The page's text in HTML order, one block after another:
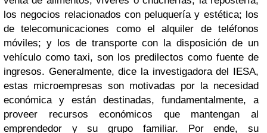
los negocios relacionados con peluquería y estética; los
de telecomunicaciones como el alquiler de teléfonos
móviles; y los de transporte con la disposición de un
vehículo como taxi, son los predilectos como fuente de
ingresos. Generalmente, dice la investigadora del IESA,
estas microempresas son motivadas por la necesidad
económica y están destinadas, fundamentalmente, a
proveer recursos económicos que mantengan al
emprendedor y su grupo familiar. Por ende, su